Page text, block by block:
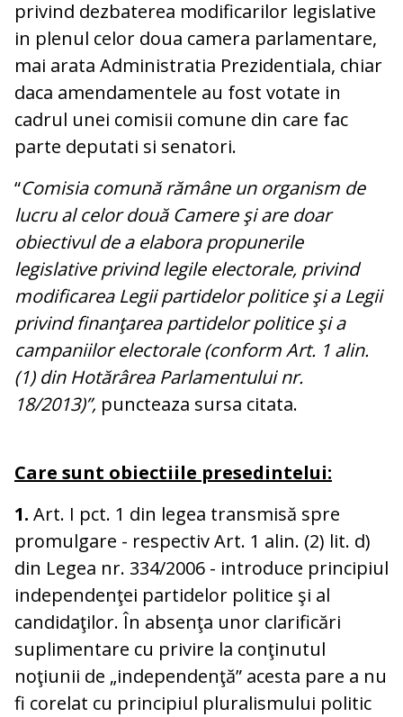
privind dezbaterea modificarilor legislative
in plenul celor doua camera parlamentare,
mai arata Administratia Prezidentiala, chiar
daca amendamentele au fost votate in
cadrul unei comisii comune din care fac
parte deputati si senatori.
“Comisia comună rămâne un organism de
lucru al celor două Camere şi are doar
obiectivul de a elabora propunerile
legislative privind legile electorale, privind
modificarea Legii partidelor politice şi a Legii
privind finanţarea partidelor politice şi a
campaniilor electorale (conform Art. 1 alin.
(1) din Hotărârea Parlamentului nr.
18/2013)”, puncteaza sursa citata.
Care sunt obiectiile presedintelui:
1. Art. I pct. 1 din legea transmisă spre
promulgare - respectiv Art. 1 alin. (2) lit. d)
din Legea nr. 334/2006 - introduce principiul
independenţei partidelor politice şi al
candidaţilor. În absenţa unor clarificări
suplimentare cu privire la conţinutul
noţiunii de „independenţă” acesta pare a nu
fi corelat cu principiul pluralismului politic